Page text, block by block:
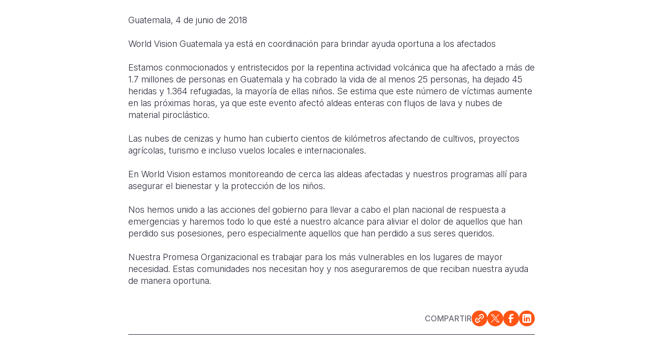
Guatemala, 4 de junio de 2018
World Vision Guatemala ya está en coordinación para brindar ayuda oportuna a los afectados
Estamos conmocionados y entristecidos por la repentina actividad volcánica que ha afectado a más de
1.7 millones de personas en Guatemala y ha cobrado la vida de al menos 25 personas, ha dejado 45
heridas y 1.364 refugiadas, la mayoría de ellas niños. Se estima que este número de víctimas aumente
en las próximas horas, ya que este evento afectó aldeas enteras con flujos de lava y nubes de
material piroclástico.
Las nubes de cenizas y humo han cubierto cientos de kilómetros afectando de cultivos, proyectos
agrícolas, turismo e incluso vuelos locales e internacionales.
En World Vision estamos monitoreando de cerca las aldeas afectadas y nuestros programas allí para
asegurar el bienestar y la protección de los niños.
Nos hemos unido a las acciones del gobierno para llevar a cabo el plan nacional de respuesta a
emergencias y haremos todo lo que esté a nuestro alcance para aliviar el dolor de aquellos que han
perdido sus posesiones, pero especialmente aquellos que han perdido a sus seres queridos.
Nuestra Promesa Organizacional es trabajar para los más vulnerables en los lugares de mayor
necesidad. Estas comunidades nos necesitan hoy y nos aseguraremos de que reciban nuestra ayuda
de manera oportuna.
COMPARTIR